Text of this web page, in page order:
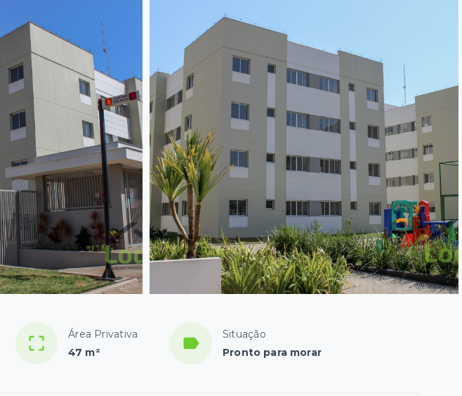
Área Privativa
47 m²
Situação
Pronto para morar